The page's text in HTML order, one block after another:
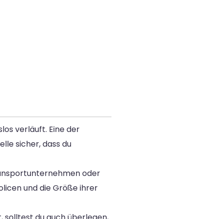
verläuft. Eine der
sicher, dass du
oder
und die Größe ihrer